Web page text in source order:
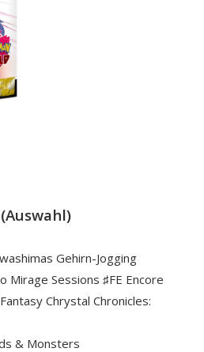
Gehirn-Jogging
Mirage Sessions ♯FE Encore
Chrystal Chronicles:
& Monsters